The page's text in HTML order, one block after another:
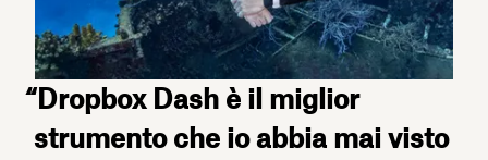
“Dropbox Dash è il miglior
strumento che io abbia mai visto